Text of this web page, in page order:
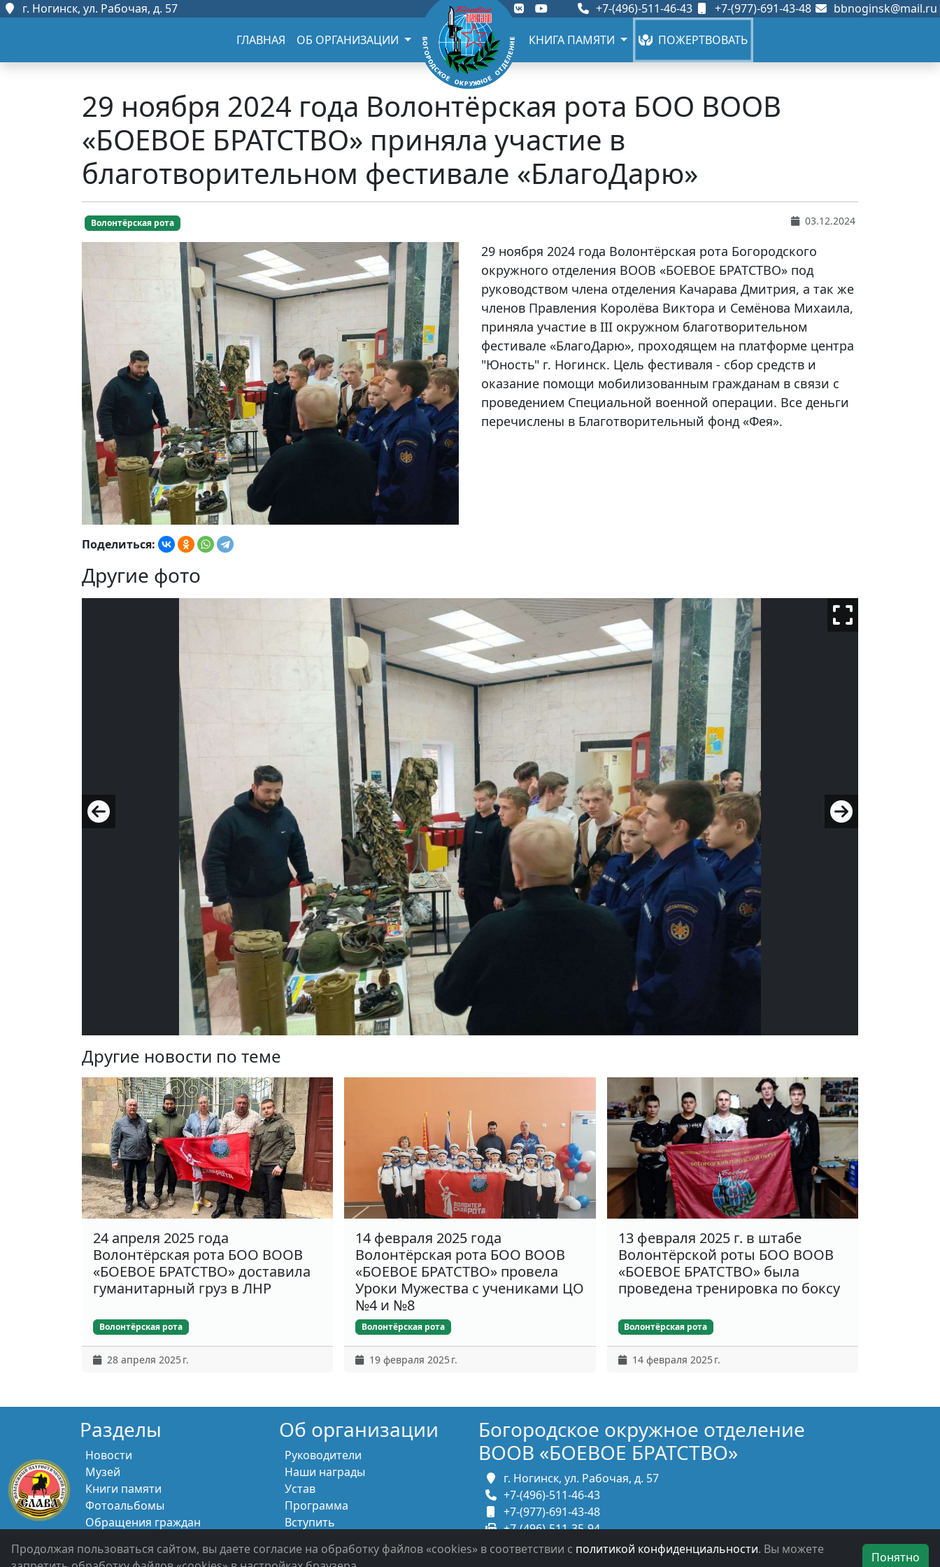
г. Ногинск, ул. Рабочая, д. 57 +7-(496)-511-46-43 +7-(977)-691-43-48 bbnoginsk@mail.ru
ГЛАВНАЯ ОБ ОРГАНИЗАЦИИ КНИГА ПАМЯТИ ПОЖЕРТВОВАТЬ
29 ноября 2024 года Волонтёрская рота БОО ВООВ
«БОЕВОЕ БРАТСТВО» приняла участие в
благотворительном фестивале «БлагоДарю»
Волонтёрская рота 03.12.2024
29 ноября 2024 года Волонтёрская рота Богородского
окружного отделения ВООВ «БОЕВОЕ БРАТСТВО» под
руководством члена отделения Качарава Дмитрия, а так же
членов Правления Королёва Виктора и Семёнова Михаила,
приняла участие в III окружном благотворительном
фестивале «БлагоДарю», проходящем на платформе центра
"Юность" г. Ногинск. Цель фестиваля - сбор средств и
оказание помощи мобилизованным гражданам в связи с
проведением Специальной военной операции. Все деньги
перечислены в Благотворительный фонд «Фея».
Поделиться:
Другие фото
Другие новости по теме
24 апреля 2025 года
Волонтёрская рота БОО ВООВ
«БОЕВОЕ БРАТСТВО» доставила
гуманитарный груз в ЛНР
Волонтёрская рота
28 апреля 2025 г.
14 февраля 2025 года
Волонтёрская рота БОО ВООВ
«БОЕВОЕ БРАТСТВО» провела
Уроки Мужества с учениками ЦО
№4 и №8
Волонтёрская рота
19 февраля 2025 г.
13 февраля 2025 г. в штабе
Волонтёрской роты БОО ВООВ
«БОЕВОЕ БРАТСТВО» была
проведена тренировка по боксу
Волонтёрская рота
14 февраля 2025 г.
Разделы
Новости
Музей
Книги памяти
Фотоальбомы
Обращения граждан
семьям
Об организации
Руководители
Наши награды
Устав
Программа
Вступить
Богородское окружное отделение
ВООВ «БОЕВОЕ БРАТСТВО»
г. Ногинск, ул. Рабочая, д. 57
+7-(496)-511-46-43
+7-(977)-691-43-48
+7-(496)-511-35-94
bbnoginsk@mail.ru
Продолжая пользоваться сайтом, вы даете согласие на обработку файлов «cookies» в соответствии с политикой конфиденциальности. Вы можете
Понятно